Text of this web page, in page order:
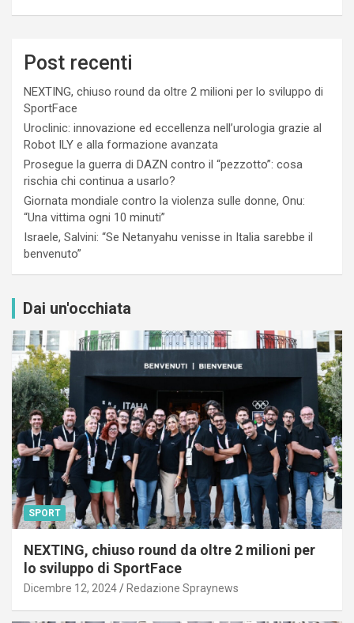
Post recenti
NEXTING, chiuso round da oltre 2 milioni per lo sviluppo di
SportFace
Uroclinic: innovazione ed eccellenza nell’urologia grazie al
Robot ILY e alla formazione avanzata
Prosegue la guerra di DAZN contro il “pezzotto”: cosa
rischia chi continua a usarlo?
Giornata mondiale contro la violenza sulle donne, Onu:
“Una vittima ogni 10 minuti”
Israele, Salvini: “Se Netanyahu venisse in Italia sarebbe il
benvenuto”
Dai un'occhiata
SPORT
NEXTING, chiuso round da oltre 2 milioni per
lo sviluppo di SportFace
Dicembre 12, 2024 Redazione Spraynews